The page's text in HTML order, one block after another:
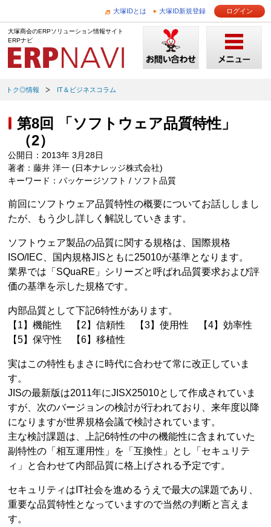
大塚IDとは 大塚ID新規登録 ログイン
大塚商会のERPソリューション情報サイト
ERPナビ
トク◎情報 IT＆ビジネスコラム
第8回 「ソフトウェア品質特性」
（2）
公開日：2013年 3月28日
著者：藤井 洋一 (日本ナレッジ株式会社)
キーワード：パッケージソフト / ソフト品質
前回にソフトウェア品質特性の概要についてお話ししまし
たが、もう少し詳しく解説していきます。
ソフトウェア製品の品質に関する規格は、国際規格
ISO/IEC、国内規格JISともに25010が基準となります。
業界では「SQuaRE」シリーズと呼ばれ品質要求および評
価の基準を示した規格です。
内部品質として下記6特性があります。
【1】機能性 【2】信頼性 【3】使用性 【4】効率性
【5】保守性 【6】移植性
実はこの特性もまさに時代に合わせて常に改正していま
す。
JISの最新版は2011年にJISX25010として作成されていま
すが、次のバージョンの検討が行われており、来年度以降
になりますが世界規格会議で検討されています。
主な検討課題は、上記6特性の中の機能性に含まれていた
副特性の「相互運用性」を「互換性」とし「セキュリテ
ィ」と合わせて内部品質に格上げされる予定です。
セキュリティはIT社会を進めるうえで最大の課題であり、
重要な品質特性となっていますので当然の判断と言えま
す。